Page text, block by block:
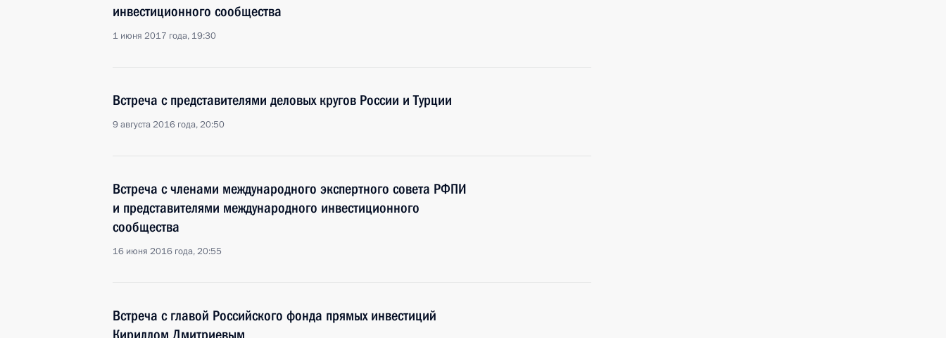
инвестиционного сообщества
1 июня 2017 года, 19:30
Встреча с представителями деловых кругов России и Турции
9 августа 2016 года, 20:50
Встреча с членами международного экспертного совета РФПИ
и представителями международного инвестиционного
сообщества
16 июня 2016 года, 20:55
Встреча с главой Российского фонда прямых инвестиций
Кириллом Дмитриевым